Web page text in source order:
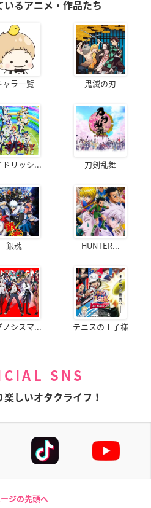
いるアニメ・作品たち
ャラ一覧 鬼滅の刃
ドリッシ... 刀剣乱舞
銀魂 HUNTER...
ノシスマ... テニスの王子様
SNS
楽しいオタクライフ！
ジの先頭へ